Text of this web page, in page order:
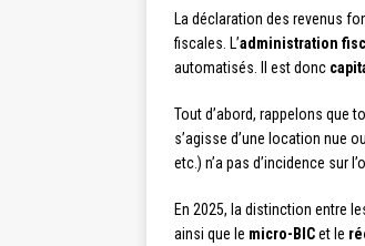
La déclaration des revenus
fiscales. L’administration
automatisés. Il est donc
Tout d’abord, rappelons que
s’agisse d’une location nue
etc.) n’a pas d’incidence sur
En 2025, la distinction entre
ainsi que le micro-BICet le